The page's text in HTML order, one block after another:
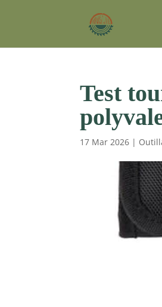
Test
17 Mar 2026 |